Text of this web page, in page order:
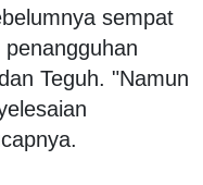
sempat
Teguh. "Namun